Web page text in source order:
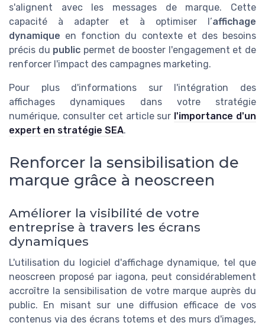
s'alignent avec les messages de marque. Cette
capacité à adapter et à optimiser l’affichage
dynamique en fonction du contexte et des besoins
précis du public permet de booster l'engagement et de
renforcer l'impact des campagnes marketing.
Pour plus d'informations sur l'intégration des
affichages dynamiques dans votre stratégie
numérique, consulter cet article sur l'importance d'un
expert en stratégie SEA.
Renforcer la sensibilisation de
marque grâce à neoscreen
Améliorer la visibilité de votre
entreprise à travers les écrans
dynamiques
L'utilisation du logiciel d'affichage dynamique, tel que
neoscreen proposé par iagona, peut considérablement
accroître la sensibilisation de votre marque auprès du
public. En misant sur une diffusion efficace de vos
contenus via des écrans totems et des murs d'images,